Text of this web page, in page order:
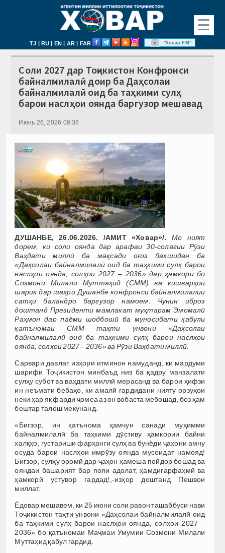
☰
TJ | RU | EN | AR | FAR "Ховар FM"
Соли 2027 дар Тоҷикистон Конфронси
байналмилалӣ доир ба Даҳсолаи
байналмилалӣ оид ба таҳкими сулҳ
барои наслҳои оянда баргузор мешавад
Июнь 26, 2026 08:36
ДУШАНБЕ, 26.06.2026. /АМИТ «Ховар»/.
Мо ният
дорем, ки соли оянда дар арафаи 30-солагии Рӯзи
Ваҳдати миллӣ ба мақсади оғоз бахшидан ба
«Даҳсолаи байналмилалӣ оид ба таҳкими сулҳ барои
наслҳои оянда, солҳои 2027 – 2036» дар ҳамкорӣ бо
Созмони Милали Муттаҳид (СММ) ва кишварҳои
шарик дар шаҳри Душанбе конфронси байналмилалии
сатҳи баландро баргузор намоем. Чунин иброз
доштанд Президенти мамлакат муҳтарам Эмомалӣ
Раҳмон дар паёми шодбошӣ ба муносибати қабули
қатъномаи СММ таҳти унвони «Даҳсолаи
байналмилалӣ оид ба таҳкими сулҳ барои наслҳои
оянда, солҳои 2027 – 2036» ва Рӯзи Ваҳдати миллӣ.
Сарвари давлат изҳори итминон намуданд, ки мардуми
шарифи Тоҷикистон минбаъд низ ба қадру манзалати
сулҳу субот ва ваҳдати миллӣ мерасанд ва барои ҳифзи
ин неъмати бебаҳо, ки амалӣ гардидани нияту орзуҳои
неки ҳар як фарди ҷомеа аз он вобаста мебошад, боз ҳам
бештар талош мекунанд.
«Бигзор, ин қатънома ҳамчун санади муҳимми
байналмилалӣ ба таҳкими дӯстиву ҳамкории байни
халқҳо, густариши фарҳанги сулҳ ва бунёди ҷаҳони амну
осуда барои наслҳои имрӯзу оянда мусоидат намояд!
Бигзор, сулҳу оромӣ дар ҷаҳон ҳамеша пойдор бошад ва
ояндаи башарият бар пояи адолат, ҳамдигарфаҳмӣ ва
ҳамкорӣ устувор гардад!,-изҳор доштанд Пешвои
миллат.
Ёдовар мешавем, ки 25 июни соли равон ташаббуси нави
Тоҷикистон таҳти унвони «Даҳсолаи байналмилалӣ оид
ба таҳкими сулҳ барои наслҳои оянда, солҳои 2027 –
2036» бо қатъномаи Маҷмаи Умумии Созмони Милали
Муттаҳид қабул гардид.